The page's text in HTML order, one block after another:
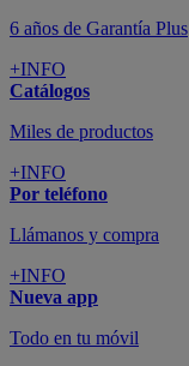
6 años de Garantía Plus
+INFO
Catálogos
Miles de productos
+INFO
Por teléfono
Llámanos y compra
+INFO
Nueva app
Todo en tu móvil